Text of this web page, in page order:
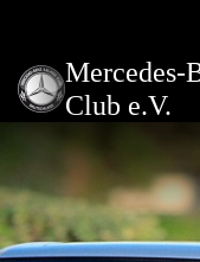
Mercedes-
Club e.V.